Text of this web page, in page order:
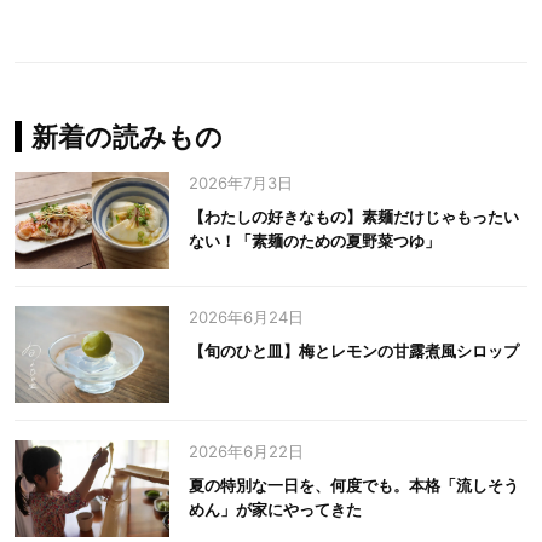
新着の読みもの
2026年7月3日
【わたしの好きなもの】素麺だけじゃもったい
ない！「素麺のための夏野菜つゆ」
2026年6月24日
【旬のひと皿】梅とレモンの甘露煮風シロップ
2026年6月22日
夏の特別な一日を、何度でも。本格「流しそう
めん」が家にやってきた